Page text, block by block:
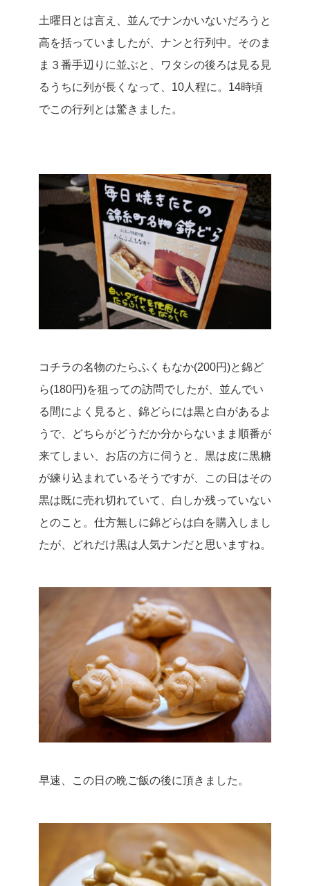
土曜日とは言え、並んでナンかいないだろうと
高を括っていましたが、ナンと行列中。 そのま
ま３番手辺りに並ぶと、ワタシの後ろは見る見
るうちに列が長くなって、10人程に。14時頃
でこの行列とは驚きました。
コチラの名物のたらふくもなか(200円)と錦ど
ら(180円)を狙っての訪問でしたが、並んでい
る間によく見ると、錦どらには黒と白があるよ
うで、どちらがどうだか分からないまま順番が
来てしまい、お店の方に伺うと、黒は皮に黒糖
が練り込まれているそうですが、この日はその
黒は既に売れ切れていて、白しか残っていない
とのこと。 仕方無しに錦どらは白を購入しまし
たが、どれだけ黒は人気ナンだと思いますね。
早速、この日の晩ご飯の後に頂きました。